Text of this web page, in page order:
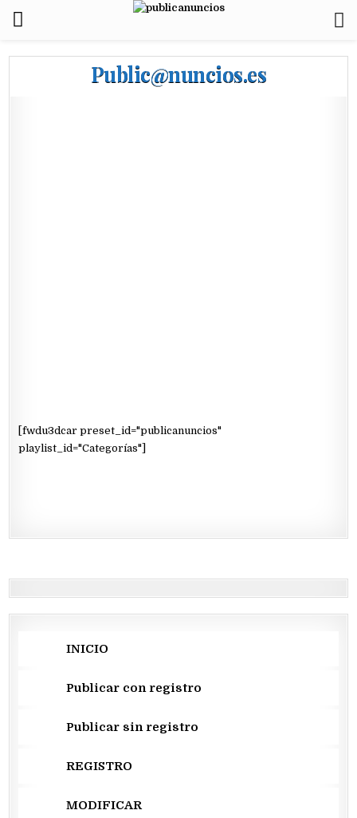
Public@nuncios.es
[fwdu3dcar preset_id="publicanuncios"
playlist_id="Categorías"]
INICIO
Publicar con registro
Publicar sin registro
REGISTRO
MODIFICAR